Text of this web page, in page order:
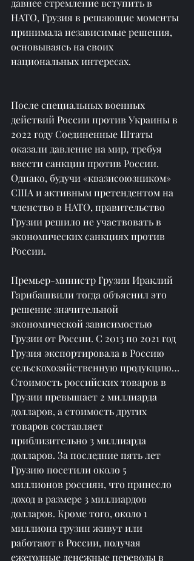
давнее стремление вступить в
НАТО, Грузия в решающие моменты
принимала независимые решения,
основываясь на своих
национальных интересах.
После специальных военных
действий России против Украины в
2022 году Соединенные Штаты
оказали давление на мир, требуя
ввести санкции против России.
Однако, будучи «квазисоюзником»
США и активным претендентом на
членство в НАТО, правительство
Грузии решило не участвовать в
экономических санкциях против
России.
Премьер-министр Грузии Ираклий
Гарибашвили тогда объяснил это
решение значительной
экономической зависимостью
Грузии от России. С 2013 по 2021 год
Грузия экспортировала в Россию
сельскохозяйственную продукцию…
Стоимость российских товаров в
Грузии превышает 2 миллиарда
долларов, а стоимость других
товаров составляет
приблизительно 3 миллиарда
долларов. За последние пять лет
Грузию посетили около 5
миллионов россиян, что принесло
доход в размере 3 миллиардов
долларов. Кроме того, около 1
миллиона грузин живут или
работают в России, получая
ежегодные денежные переводы в